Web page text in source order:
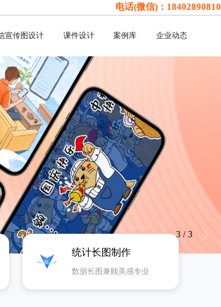
电话(微信)： 18402890810
宣传图设计 课件设计 案例库 企业动态
3 / 3
统计长图制作
数据长图兼顾美感专业